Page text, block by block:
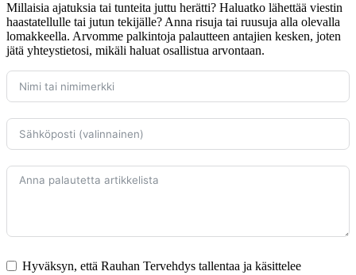
Millaisia ajatuksia tai tunteita juttu herätti? Haluatko lähettää viestin
haastatellulle tai jutun tekijälle? Anna risuja tai ruusuja alla olevalla
lomakkeella. Arvomme palkintoja palautteen antajien kesken, joten
jätä yhteystietosi, mikäli haluat osallistua arvontaan.
Hyväksyn, että Rauhan Tervehdys tallentaa ja käsittelee